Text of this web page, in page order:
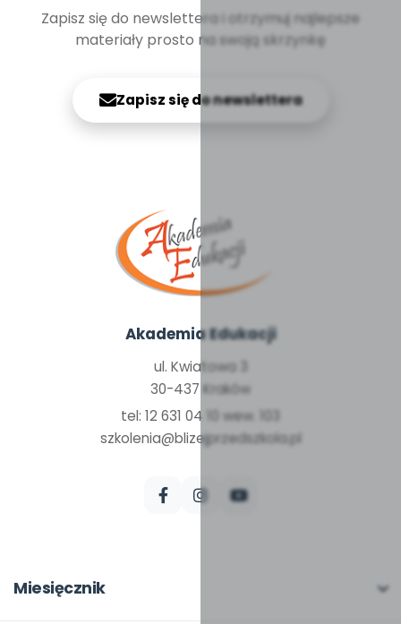
Zapisz się do newslettera i otrzymuj najlepsze
materiały prosto na swoją skrzynkę
Zapisz się do newslettera
Akademia Edukacji
ul. Kwiatowa 3
30-437 Kraków
tel: 12 631 04 10 wew. 103
szkolenia@blizejprzedszkola.pl
Miesięcznik